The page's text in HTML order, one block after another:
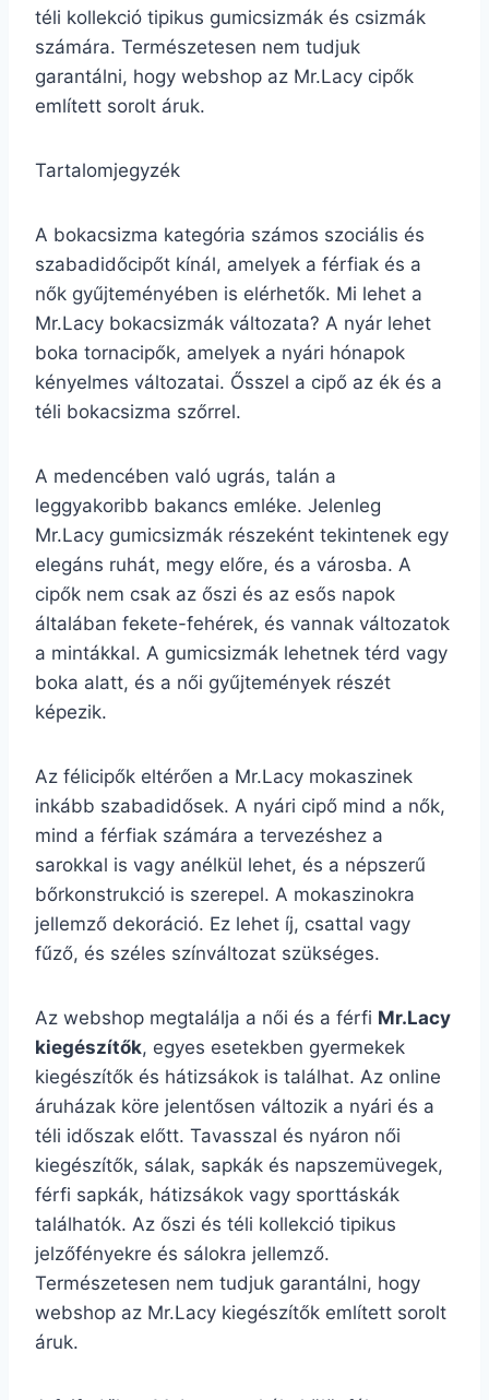
téli kollekció tipikus gumicsizmák és csizmák
számára. Természetesen nem tudjuk
garantálni, hogy webshop az Mr.Lacy cipők
említett sorolt áruk.
Tartalomjegyzék
A bokacsizma kategória számos szociális és
szabadidőcipőt kínál, amelyek a férfiak és a
nők gyűjteményében is elérhetők. Mi lehet a
Mr.Lacy bokacsizmák változata? A nyár lehet
boka tornacipők, amelyek a nyári hónapok
kényelmes változatai. Ősszel a cipő az ék és a
téli bokacsizma szőrrel.
A medencében való ugrás, talán a
leggyakoribb bakancs emléke. Jelenleg
Mr.Lacy gumicsizmák részeként tekintenek egy
elegáns ruhát, megy előre, és a városba. A
cipők nem csak az őszi és az esős napok
általában fekete-fehérek, és vannak változatok
a mintákkal. A gumicsizmák lehetnek térd vagy
boka alatt, és a női gyűjtemények részét
képezik.
Az félicipők eltérően a Mr.Lacy mokaszinek
inkább szabadidősek. A nyári cipő mind a nők,
mind a férfiak számára a tervezéshez a
sarokkal is vagy anélkül lehet, és a népszerű
bőrkonstrukció is szerepel. A mokaszinokra
jellemző dekoráció. Ez lehet íj, csattal vagy
fűző, és széles színváltozat szükséges.
Az webshop megtalálja a női és a férfi Mr.Lacy
kiegészítők, egyes esetekben gyermekek
kiegészítők és hátizsákok is találhat. Az online
áruházak köre jelentősen változik a nyári és a
téli időszak előtt. Tavasszal és nyáron női
kiegészítők, sálak, sapkák és napszemüvegek,
férfi sapkák, hátizsákok vagy sporttáskák
találhatók. Az őszi és téli kollekció tipikus
jelzőfényekre és sálokra jellemző.
Természetesen nem tudjuk garantálni, hogy
webshop az Mr.Lacy kiegészítők említett sorolt
áruk.